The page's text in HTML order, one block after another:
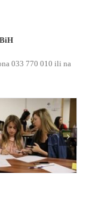
033 770 010 ili na